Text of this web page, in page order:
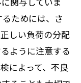
ためには、さ
しい負荷の分配
ように注意する
によって、不良